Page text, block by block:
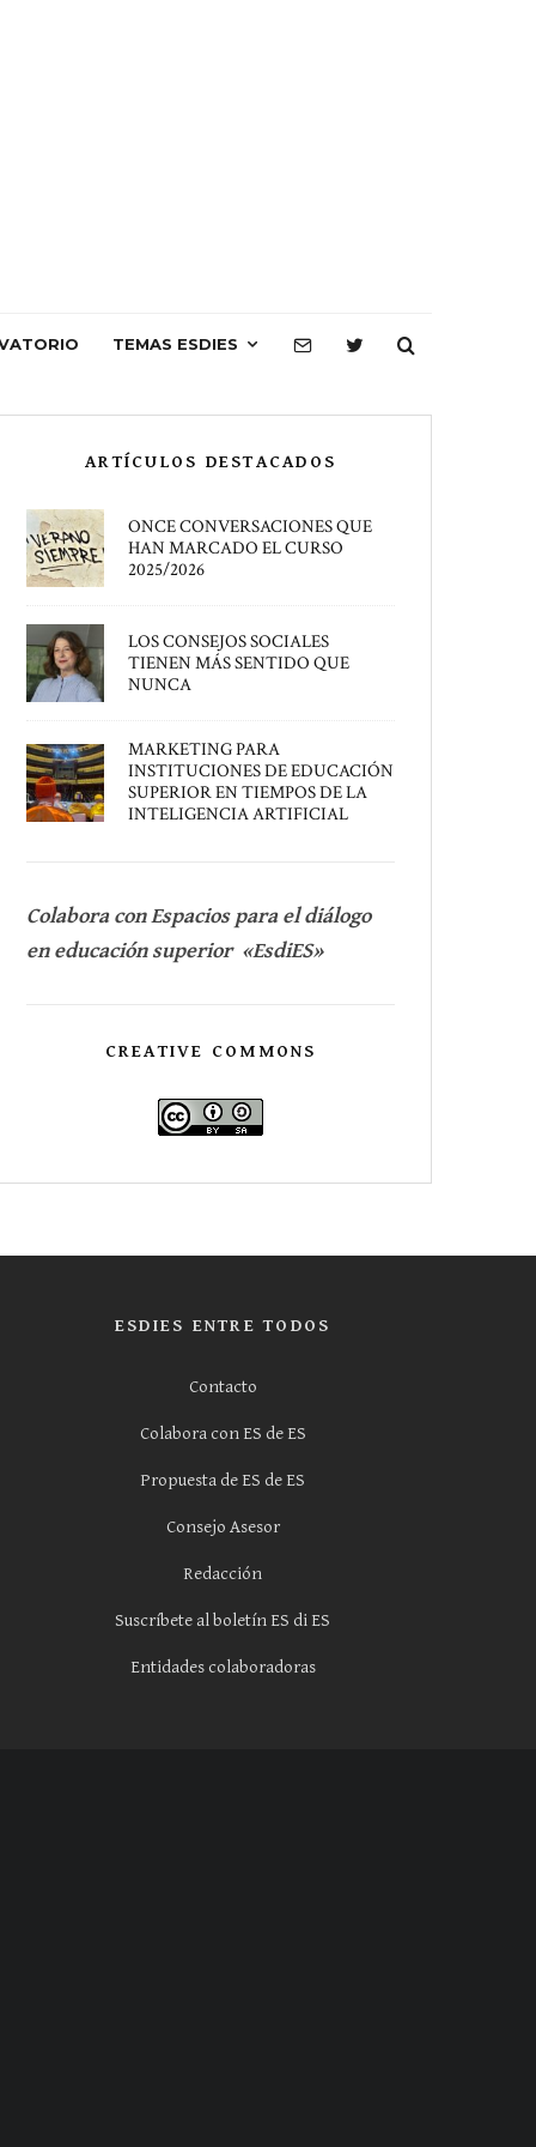
TEMAS ESDIES
ARTÍCULOS DESTACADOS
ONCE CONVERSACIONES QUE
HAN MARCADO EL CURSO
2025/2026
LOS CONSEJOS SOCIALES
TIENEN MÁS SENTIDO QUE
NUNCA
MARKETING PARA
INSTITUCIONES DE EDUCACIÓN
SUPERIOR EN TIEMPOS DE LA
INTELIGENCIA ARTIFICIAL
Colabora con Espacios para el diálogo
en educación superior «EsdiES»
CREATIVE COMMONS
ESDIES ENTRE TODOS
Contacto
Colabora con ES de ES
Propuesta de ES de ES
Consejo Asesor
Redacción
Suscríbete al boletín ES di ES
Entidades colaboradoras